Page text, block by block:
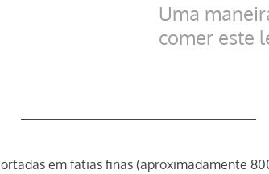
Uma
comer este
em fatias finas (aproximadamente